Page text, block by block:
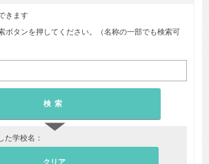
きます
ボタンを押してください。（名称の一部でも検索可
た学校名：